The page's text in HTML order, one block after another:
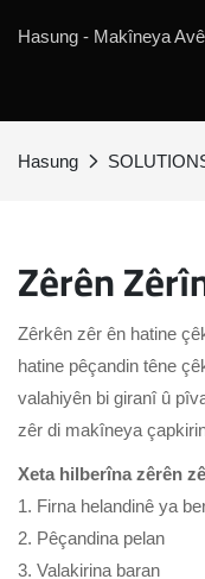
Hasung - Makîneya
Hasung
Zêrên
Zêrkên zêr ên hatine
hatine pêçandin têne
valahiyên bi giranî û
zêr di makîneya
Xeta hilberîna zêrên
1. Firna helandinê ya
2. Pêçandina pelan
3. Valakirina baran